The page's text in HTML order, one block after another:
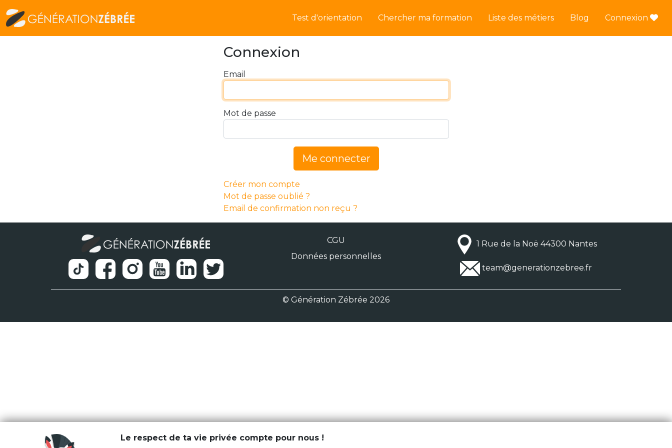
Test d'orientation Chercher ma formation Liste des métiers Blog Connexion
Connexion
Email
Mot de passe
Me connecter
Créer mon compte
Mot de passe oublié ?
Email de confirmation non reçu ?
CGU
Données personnelles
1 Rue de la Noë 44300 Nantes
team@generationzebree.fr
© Génération Zébrée 2026
Le respect de ta vie privée compte pour nous !